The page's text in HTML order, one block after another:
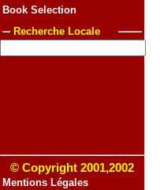
Book Selection
Recherche Locale
© Copyright 2001,2002
Mentions Légales